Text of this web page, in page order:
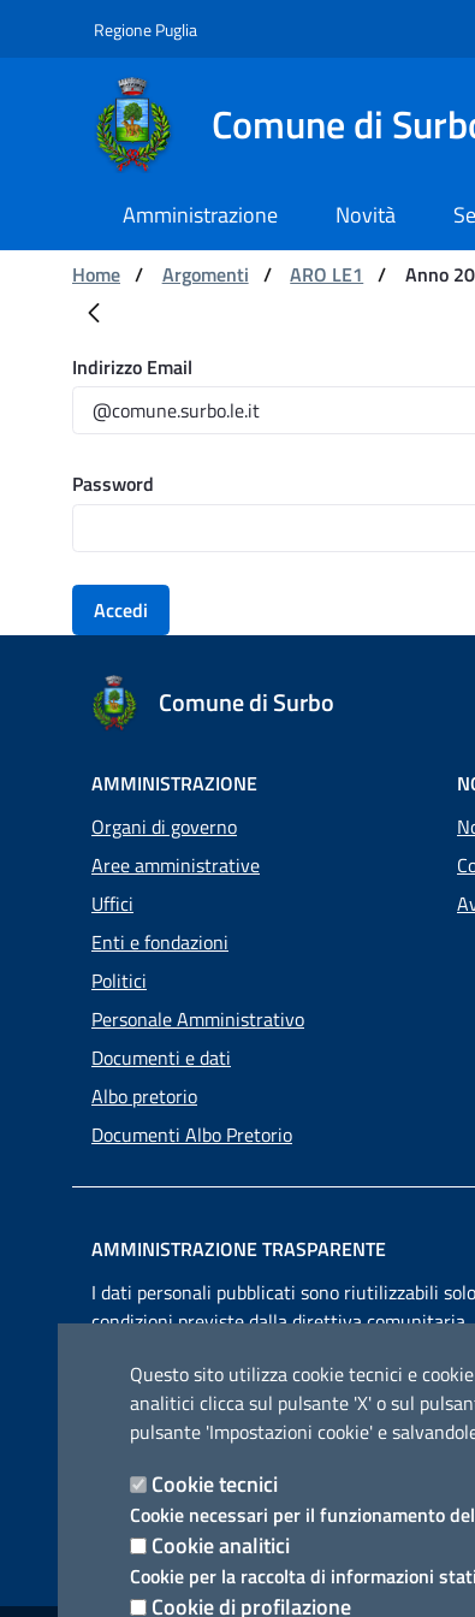
Navigazione
Salta al contenuto
Questo sito utilizza cookie tecnici e
analitici clicca sul pulsante 'X' o sul
pulsante 'Impostazioni cookie' e
Cookie tecnici
Cookie necessari per il funzionamento
Cookie analitici
Cookie per la raccolta di informazioni
Cookie di profilazione
Regione Puglia
Comune di
Amministrazione Novità
Ti trovi in:
Home / Argomenti / ARO LE1 / Anno
Anno 2024
Login
Indirizzo Email
Password
Accedi
Comune di Surbo
AMMINISTRAZIONE
Organi di governo
Aree amministrative
Uffici
Enti e fondazioni
Politici
Personale Amministrativo
Documenti e dati
Albo pretorio
Documenti Albo Pretorio
AMMINISTRAZIONE TRASPARENTE
I dati personali pubblicati sono riutilizzabili
condizioni previste dalla direttiva comunitaria